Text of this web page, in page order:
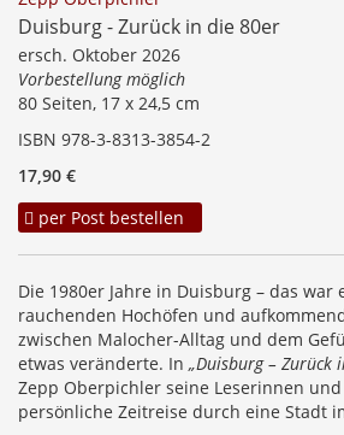
Duisburg - Zurück in die 80er
ersch. Oktober 2026
Vorbestellung möglich
80 Seiten, 17 x 24,5 cm
ISBN 978-3-8313-3854-2
17,90 €
per Post bestellen
Die 1980er Jahre in Duisburg – das war
rauchenden Hochöfen und
zwischen Malocher-Alltag und dem
etwas veränderte. In „Duisburg – Zurück
Zepp Oberpichler seine Leserinnen
persönliche Zeitreise durch eine Stadt